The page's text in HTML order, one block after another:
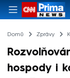
Domů Zprávy
hospody i